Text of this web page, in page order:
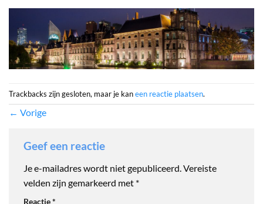
Trackbacks zijn gesloten, maar je kaneen reactie plaatsen.
← Vorige
Geef een reactie
Je e-mailadres wordt niet gepubliceerd.Vereiste
velden zijn gemarkeerd met *
Reactie*